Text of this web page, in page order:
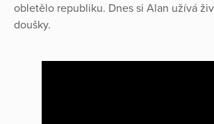
obletělo republiku. Dnes si Alan užívá
doušky.